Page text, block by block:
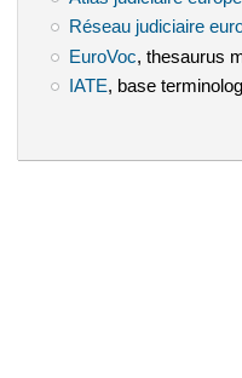
Réseau judiciaire
EuroVoc (le lien est
, thesaurus
IATE(le lien est externe)
, base